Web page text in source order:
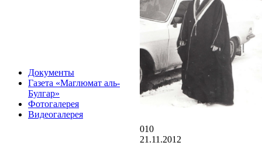
Документы
Газета «Маглюмат аль-
Булгар»
Фотогалерея
Видеогалерея
010
21.11.2012